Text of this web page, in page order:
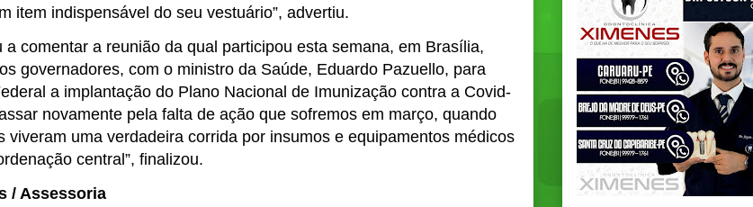
item indispensável do seu vestuário”, advertiu.
a comentar a reunião da qual participou esta semana, em Brasília,
governadores, com o ministro da Saúde, Eduardo Pazuello, para
a implantação do Plano Nacional de Imunização contra a Covid-
novamente pela falta de ação que sofremos em março, quando
viveram uma verdadeira corrida por insumos e equipamentos médicos
central”, finalizou.
/ Assessoria